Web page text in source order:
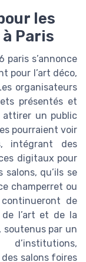
les
Paris
paris s’annonce
pour l’art déco,
organisateurs
présentés et
attirer un public
pourraient voir
intégrant des
digitaux pour
salons, qu’ils se
champerret ou
de
l’art et de la
soutenus par un
salons foires